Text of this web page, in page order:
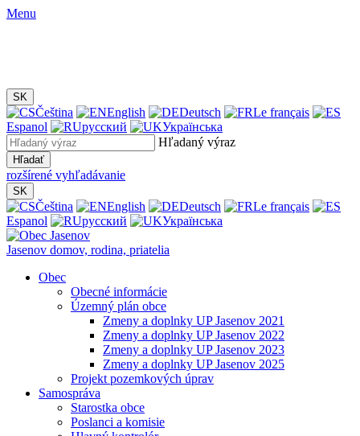
Menu
SK
Čeština English Deutsch
Le français
Espanol
русский
Українська
Hľadaný výraz
Hľadať
rozšírené vyhľadávanie
SK
Čeština English Deutsch
Le français
Espanol
русский Українська
Jasenov domov, rodina, priatelia
Obec
Obecné informácie
Územný plán obce
Zmeny a doplnky UP Jasenov 2021
Zmeny a doplnky UP Jasenov 2022
Zmeny a doplnky UP Jasenov 2023
Zmeny a doplnky UP Jasenov 2025
Projekt pozemkových úprav
Samospráva
Starostka obce
Poslanci a komisie